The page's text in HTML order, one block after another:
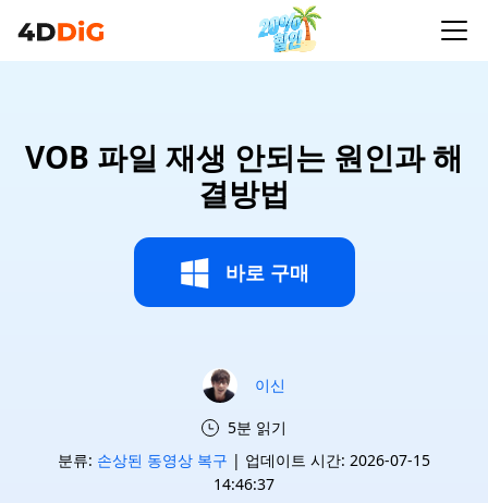
VOB 파일 재생 안되는 원인과 해
결방법
바로 구매
이신
5분 읽기
분류: 손상된 동영상 복구 | 업데이트 시간: 2026-07-15
14:46:37